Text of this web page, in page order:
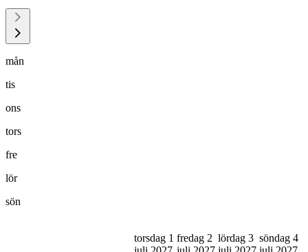
mån
tis
ons
tors
fre
lör
sön
torsdag 1 fredag 2 lördag 3 söndag 4